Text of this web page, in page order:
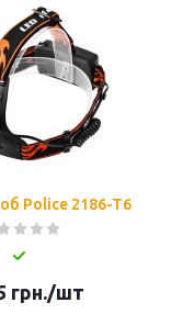
Police 2186-T6
грн./шт